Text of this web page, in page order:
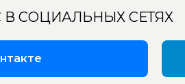
СОЦИАЛЬНЫХ СЕТЯХ